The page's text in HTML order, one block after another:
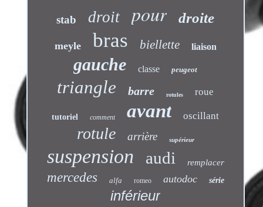
stab droit pour droite
meyle bras biellette liaison
gauche classe peugeot
triangle barre rotules roue
tutoriel comment avant oscillant
rotule arrière supérieur
suspension audi remplacer
mercedes alfa romeo autodoc série
inférieur